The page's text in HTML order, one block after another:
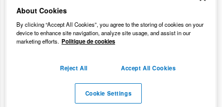
PNEUS PNEUS
About Cookies
By clicking “Accept All Cookies”, you agree to the storing of cookies on your
device to enhance site navigation, analyze site usage, and assist in our
marketing efforts. Politique de cookies
Reject All Accept All Cookies
Cookie Settings